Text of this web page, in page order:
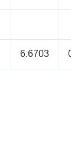
6.6703